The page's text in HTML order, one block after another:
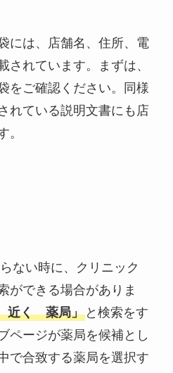
には、店舗名、住所、電
されています。まずは、
をご確認ください。同様
れている説明文書にも店
。
ない時に、クリニック
ができる場合がありま
近く 薬局」と検索をす
ページが薬局を候補とし
で合致する薬局を選択す